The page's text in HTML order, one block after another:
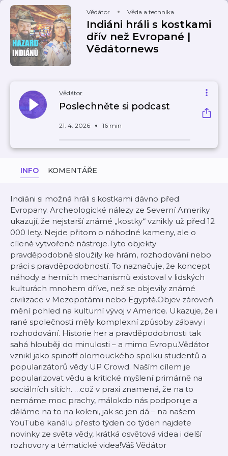
Vědátor Věda a technika
Indiáni hráli s kostkami
dřív než Evropané |
Vědátornews
Vědátor
Poslechněte si podcast
21. 4. 2026 16 min
INFO KOMENTÁŘE
Indiáni si možná hráli s kostkami dávno před
Evropany. Archeologické nálezy ze Severní Ameriky
ukazují, že nejstarší známé „kostky“ vznikly už před 12
000 lety. Nejde přitom o náhodné kameny, ale o
cíleně vytvořené nástroje.Tyto objekty
pravděpodobně sloužily ke hrám, rozhodování nebo
práci s pravděpodobností. To naznačuje, že koncept
náhody a herních mechanismů existoval v lidských
kulturách mnohem dříve, než se objevily známé
civilizace v Mezopotámii nebo Egyptě.Objev zároveň
mění pohled na kulturní vývoj v Americe. Ukazuje, že i
rané společnosti měly komplexní způsoby zábavy i
rozhodování. Historie her a pravděpodobnosti tak
sahá hlouběji do minulosti – a mimo Evropu.Vědátor
vznikl jako spinoff olomouckého spolku studentů a
popularizátorů vědy UP Crowd. Naším cílem je
popularizovat vědu a kritické myšlení primárně na
sociálních sítích. …což v praxi znamená, že na to
nemáme moc prachy, málokdo nás podporuje a
děláme na to na koleni, jak se jen dá – na našem
YouTube kanálu přesto týden co týden najdete
novinky ze světa vědy, krátká osvětová videa i delší
rozhovory a tématické videa!Váš Vědátor